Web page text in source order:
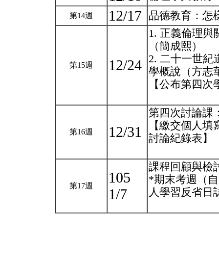
第14週 12/17 品德教育：怎
第15週 12/24
1. 正義倫理與
（簡成熙）
2. 二十一世
學概說（方志
【公布第四
第16週 12/31
第四次討論課
【繳交個人
討論紀錄表】
第17週
105
1/7
課程回顧與檢
*期末考週（
人學習反省日